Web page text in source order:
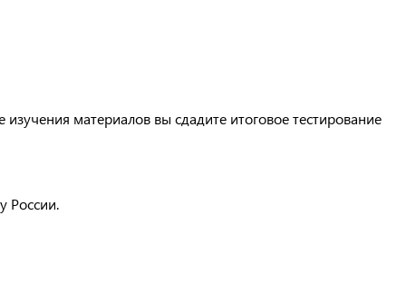
материалов вы сдадите итоговое тестирование
России.